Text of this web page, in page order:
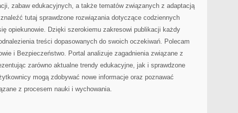
zabaw edukacyjnych, a także tematów związanych z adaptacją
tutaj sprawdzone rozwiązania dotyczące codziennych
opiekunowie. Dzięki szerokiemu zakresowi publikacji każdy
treści dopasowanych do swoich oczekiwań. Polecam
i Bezpieczeństwo. Portal analizuje zagadnienia związane z
zarówno aktualne trendy edukacyjne, jak i sprawdzone
mogą zdobywać nowe informacje oraz poznawać
z procesem nauki i wychowania.